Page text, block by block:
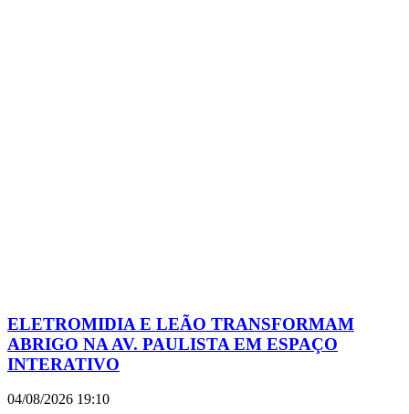
ELETROMIDIA E LEÃO TRANSFORMAM
ABRIGO NA AV. PAULISTA EM ESPAÇO
INTERATIVO
04/08/2026 19:10